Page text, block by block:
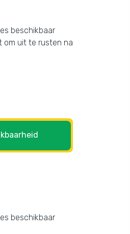
beschikbaar
om uit te rusten na
beschikbaar